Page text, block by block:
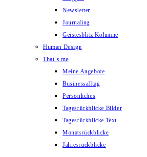
Newsletter
Journaling
Geistesblitz Kolumne
Human Design
That´s me
Meine Angebote
Businessalltag
Persönliches
Tagesrückblicke Bilder
Tagesrückblicke Text
Monatsrückblicke
Jahresrückblicke